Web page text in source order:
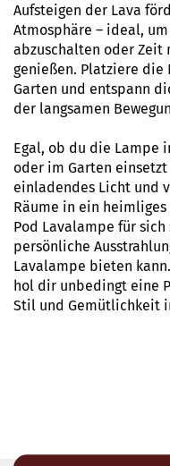
Aufsteigen der Lava
Atmosphäre – ideal,
abzuschalten oder Zeit
genießen. Platziere die
Garten und entspann
der langsamen
Egal, ob du die Lampe
oder im Garten
einladendes Licht und
Räume in ein
Pod Lavalampe für
persönliche
Lavalampe bieten
hol dir unbedingt eine
Stil und Gemütlichkeit